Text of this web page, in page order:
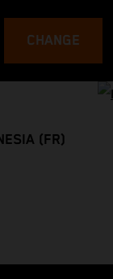
CHANGE
(FR)